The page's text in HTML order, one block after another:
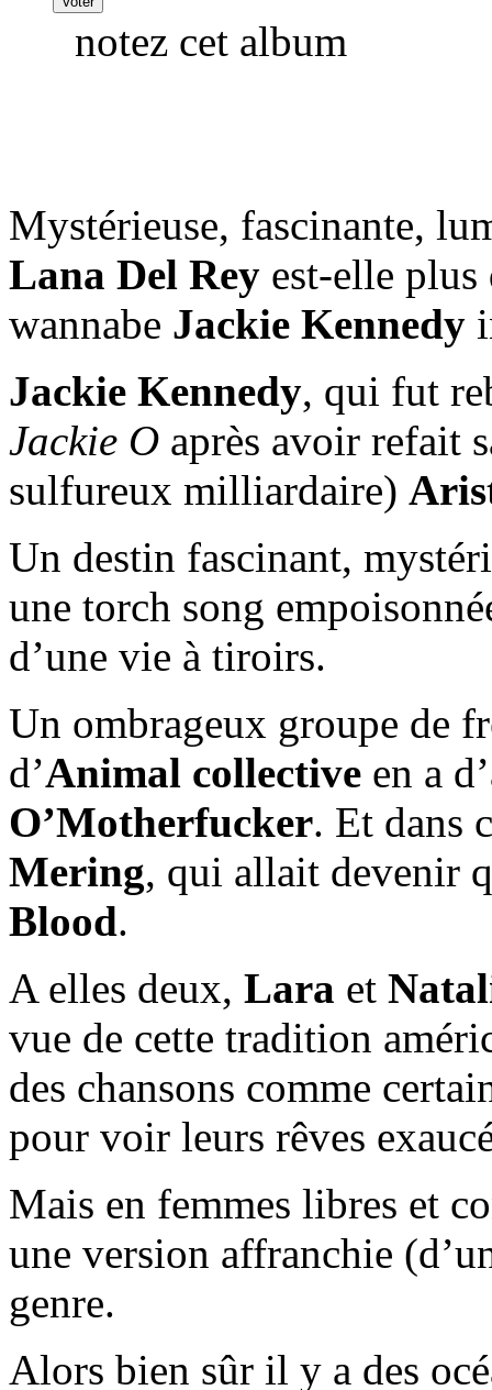
notez cet album
Mystérieuse, fascinante,
Lana Del Rey est-elle plus
wannabe Jackie Kennedy
Jackie Kennedy, qui fut
Jackie O après avoir refait
sulfureux milliardaire)
Un destin fascinant,
une torch song
d’une vie à tiroirs.
Un ombrageux groupe de
d’Animal collective en a
O’Motherfucker. Et dans
Mering, qui allait devenir
Blood.
A elles deux, Lara et
vue de cette tradition
des chansons comme
pour voir leurs rêves
Mais en femmes libres et
une version affranchie
genre.
Alors bien sûr il y a des